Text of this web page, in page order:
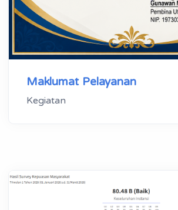
Maklumat Pelayanan
Kegiatan